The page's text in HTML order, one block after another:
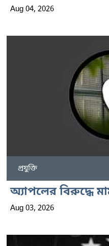
Aug 04, 2026
প্রযুক্তি
অ্যাপলের বিরুদ্ধে
Aug 03, 2026